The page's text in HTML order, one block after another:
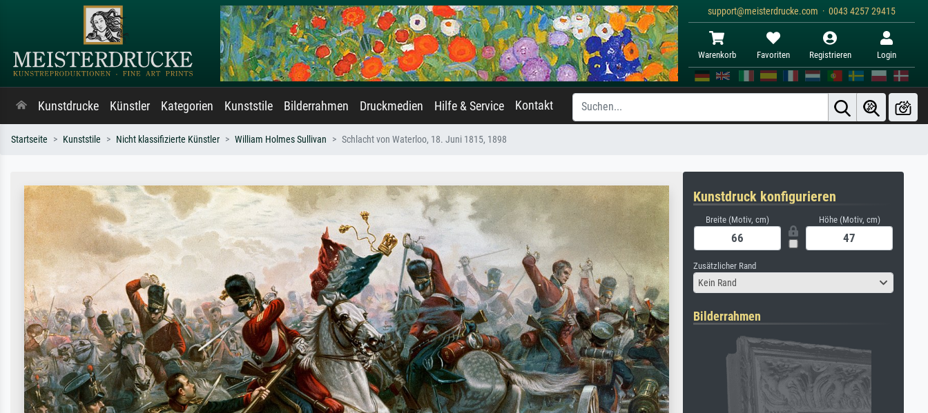
support@meisterdrucke.com · 0043 4257 29415
Warenkorb Favoriten Registrieren Login
Kunstdrucke Künstler Kategorien Kunststile Bilderrahmen Druckmedien Hilfe & Service Kontakt
Startseite Kunststile Nicht klassifizierte Künstler William Holmes Sullivan Schlacht von Waterloo, 18. Juni 1815, 1898
Kunstdruck konfigurieren
Breite (Motiv, cm) Höhe (Motiv, cm)
Zusätzlicher Rand
Kein Rand
Bilderrahmen